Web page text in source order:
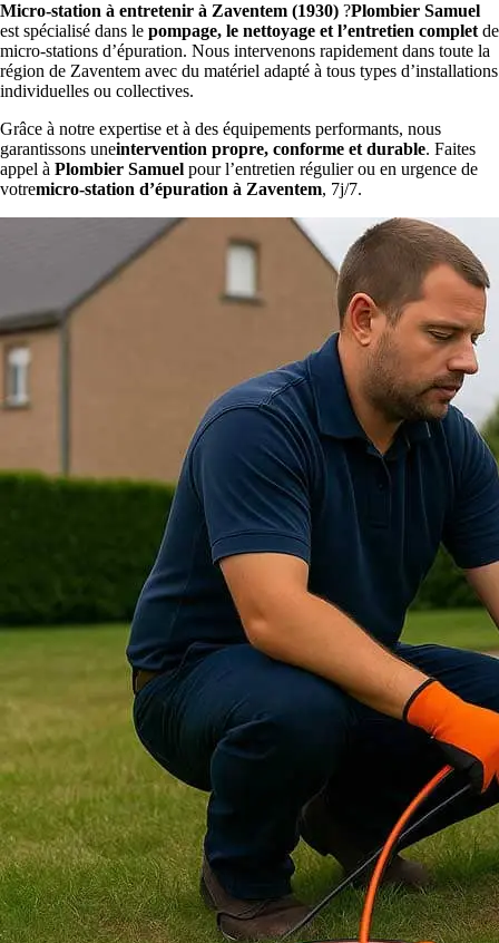
Micro-station à entretenir à Zaventem (1930) ?Plombier Samuel
est spécialisé dans le pompage, le nettoyage et l’entretien complet de
micro-stations d’épuration. Nous intervenons rapidement dans toute la
région de Zaventem avec du matériel adapté à tous types d’installations
individuelles ou collectives.
Grâce à notre expertise et à des équipements performants, nous
garantissons uneintervention propre, conforme et durable. Faites
appel à Plombier Samuel pour l’entretien régulier ou en urgence de
votremicro-station d’épuration à Zaventem, 7j/7.